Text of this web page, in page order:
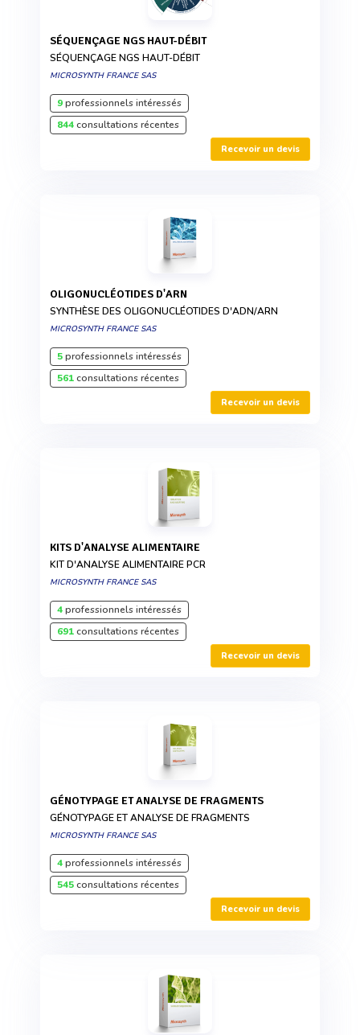
SÉQUENÇAGE NGS HAUT-DÉBIT
SÉQUENÇAGE NGS HAUT-DÉBIT
MICROSYNTH FRANCE SAS
9professionnels intéressés
844consultations récentes
Recevoir un devis
OLIGONUCLÉOTIDES D'ARN
SYNTHÈSE DES OLIGONUCLÉOTIDES D'ADN/ARN
MICROSYNTH FRANCE SAS
5professionnels intéressés
561consultations récentes
Recevoir un devis
KITS D'ANALYSE ALIMENTAIRE
KIT D'ANALYSE ALIMENTAIRE PCR
MICROSYNTH FRANCE SAS
4professionnels intéressés
691consultations récentes
Recevoir un devis
GÉNOTYPAGE ET ANALYSE DE FRAGMENTS
GÉNOTYPAGE ET ANALYSE DE FRAGMENTS
MICROSYNTH FRANCE SAS
4professionnels intéressés
545consultations récentes
Recevoir un devis